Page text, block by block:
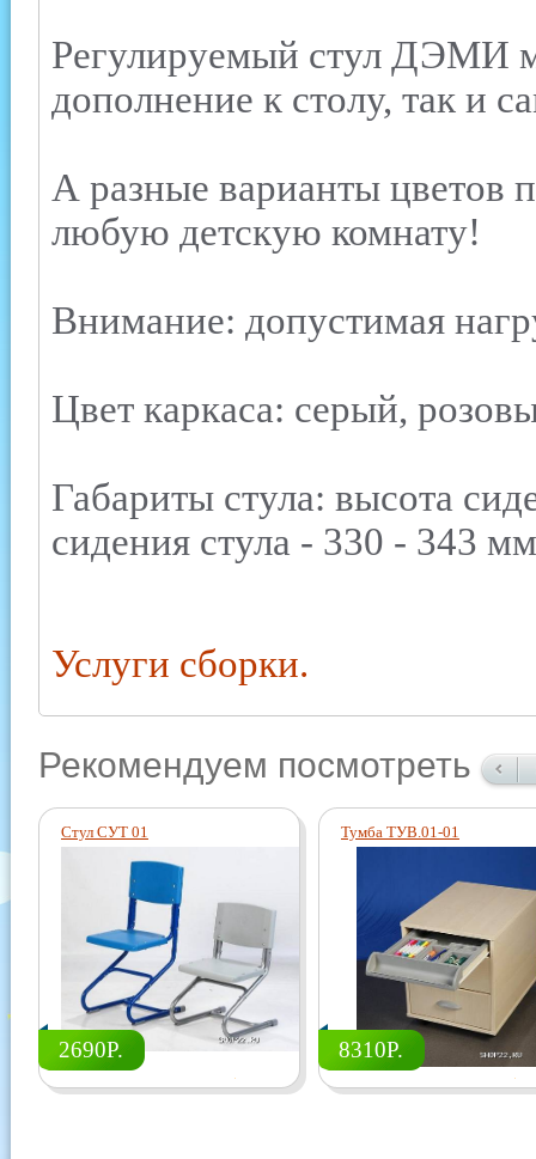
Регулируемый стул ДЭМИ
дополнение к столу, так и
А разные варианты цветов
любую детскую комнату!
Внимание: допустимая
Цвет каркаса: серый,
Габариты стула: высота
сидения стула - 330 - 343
Услуги сборки.
Рекомендуем посмотреть
Стул СУТ 01
2690Р.
Тумба ТУВ.01-01
8310Р.